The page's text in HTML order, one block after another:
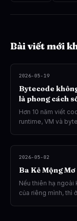
Bài viết mới
2026-05-19
Bytecode
là phong cách
Hơn 10 năm viết
runtime, VM và
2026-05-02
Ba Kẻ Mộng
Nếu thiên hạ ngoài
của riêng mình, thì